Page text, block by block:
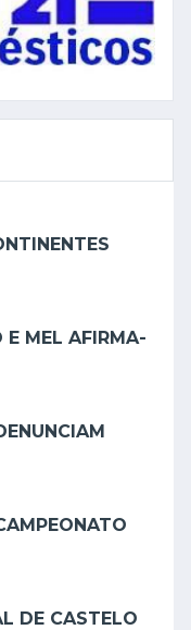
E MEL AFIRMA-
DE CASTELO